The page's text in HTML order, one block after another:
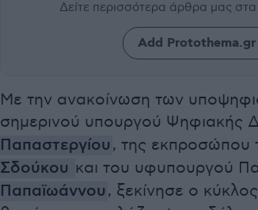
Δείτε περισσότερα άρθρα μας
Add
Με την ανακοίνωση των
σημερινού υπουργού Ψηφιακής
Παπαστεργίου, της εκπροσώπου
Σδούκου και του υφυπουργού
Παπαϊωάννου, ξεκίνησε ο